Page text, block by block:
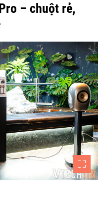
– chuột rẻ,